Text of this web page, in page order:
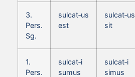
3.
Pers.
Sg.
sulcat‑us
est
sulcat‑us
sit
1.
Pers.
sulcat‑i
sumus
sulcat‑i
simus